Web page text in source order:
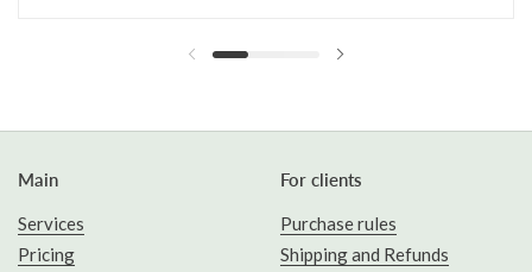
Main
Services
Pricing
For clients
Purchase rules
Shipping and Refunds